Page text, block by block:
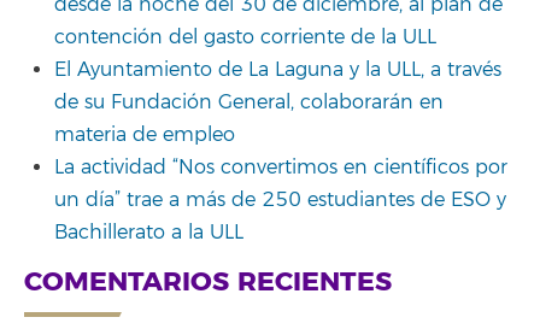
contención del gasto corriente de la ULL
El Ayuntamiento de La Laguna y la ULL, a través
de su Fundación General, colaborarán en
materia de empleo
La actividad “Nos convertimos en científicos por
un día” trae a más de 250 estudiantes de ESO y
Bachillerato a la ULL
COMENTARIOS RECIENTES